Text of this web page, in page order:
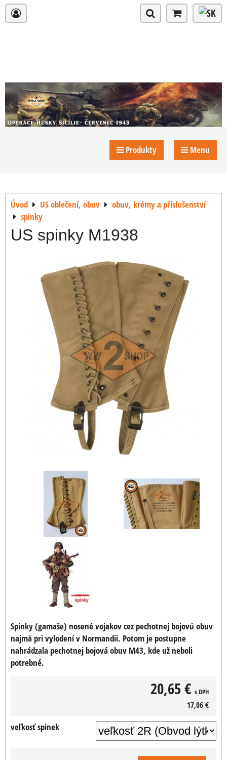
Produkty Menu
Úvod US oblečení, obuv
obuv, krémy a příslušenství
spinky
US spinky M1938
Spinky (gamaše) nosené vojakov cez pechotnej bojovú obuv
najmä pri vylodení v Normandii. Potom je postupne
nahrádzala pechotnej bojová obuv M43, kde už neboli
potrebné.
20,65 € s DPH
17,06 €
veľkosť spinek